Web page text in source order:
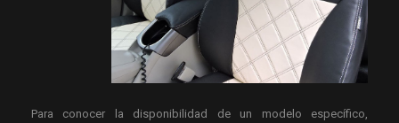
Para conocer la disponibilidad de un modelo específico,